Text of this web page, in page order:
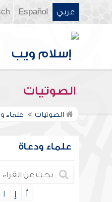
عربي Español
الصوتيات
الصوتيات علماء
علماء ودعاة
أ إ ا